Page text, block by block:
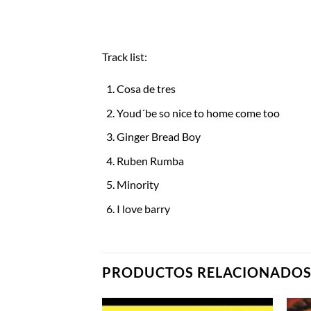
Track list:
Cosa de tres
Youd´be so nice to home come too
Ginger Bread Boy
Ruben Rumba
Minority
I love barry
PRODUCTOS RELACIONADOS